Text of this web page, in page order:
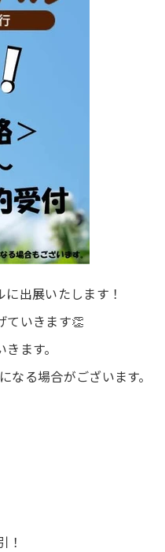
出展いたします！
ていきます👏
ます。
なる場合がございます。
！